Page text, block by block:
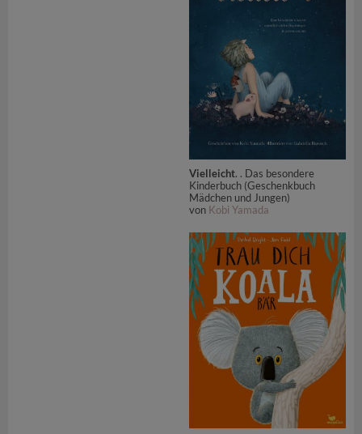
Vielleicht. . Das besondere
Kinderbuch (Geschenkbuch
Mädchen und Jungen)
von Kobi Yamada